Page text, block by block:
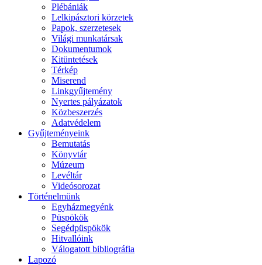
Plébániák
Lelkipásztori körzetek
Papok, szerzetesek
Világi munkatársak
Dokumentumok
Kitüntetések
Térkép
Miserend
Linkgyűjtemény
Nyertes pályázatok
Közbeszerzés
Adatvédelem
Gyűjteményeink
Bemutatás
Könyvtár
Múzeum
Levéltár
Videósorozat
Történelmünk
Egyházmegyénk
Püspökök
Segédpüspökök
Hitvallóink
Válogatott bibliográfia
Lapozó